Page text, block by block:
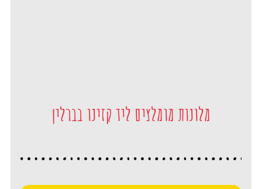
מלונות מומלצים ליד קזינו בברלין